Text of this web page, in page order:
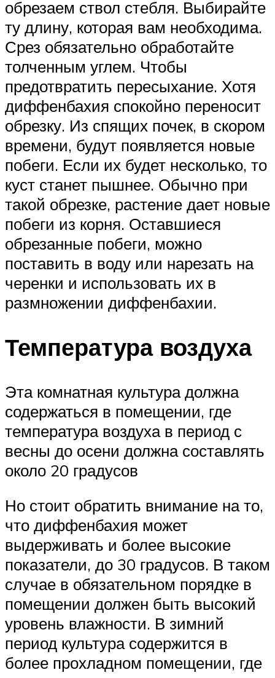
обрезаем ствол стебля. Выбирайте
ту длину, которая вам необходима.
Срез обязательно обработайте
толченным углем. Чтобы
предотвратить пересыхание. Хотя
диффенбахия спокойно переносит
обрезку. Из спящих почек, в скором
времени, будут появляется новые
побеги. Если их будет несколько, то
куст станет пышнее. Обычно при
такой обрезке, растение дает новые
побеги из корня. Оставшиеся
обрезанные побеги, можно
поставить в воду или нарезать на
черенки и использовать их в
размножении диффенбахии.
Температура воздуха
Эта комнатная культура должна
содержаться в помещении, где
температура воздуха в период с
весны до осени должна составлять
около 20 градусов
Но стоит обратить внимание на то,
что диффенбахия может
выдерживать и более высокие
показатели, до 30 градусов. В таком
случае в обязательном порядке в
помещении должен быть высокий
уровень влажности. В зимний
период культура содержится в
более прохладном помещении, где